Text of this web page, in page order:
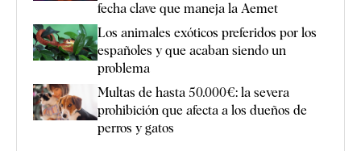
fecha clave que maneja la Aemet
Los animales exóticos preferidos por los
españoles y que acaban siendo un
problema
Multas de hasta 50.000€: la severa
prohibición que afecta a los dueños de
perros y gatos